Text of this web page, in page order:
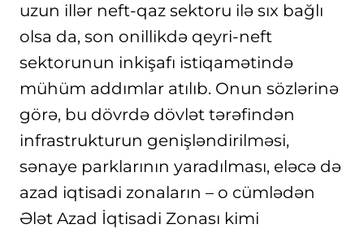
uzun illər neft-qaz sektoru ilə sıx bağlı
olsa da, son onillikdə qeyri-neft
sektorunun inkişafı istiqamətində
mühüm addımlar atılıb. Onun sözlərinə
görə, bu dövrdə dövlət tərəfindən
infrastrukturun genişləndirilməsi,
sənaye parklarının yaradılması, eləcə də
azad iqtisadi zonaların – o cümlədən
Ələt Azad İqtisadi Zonası kimi